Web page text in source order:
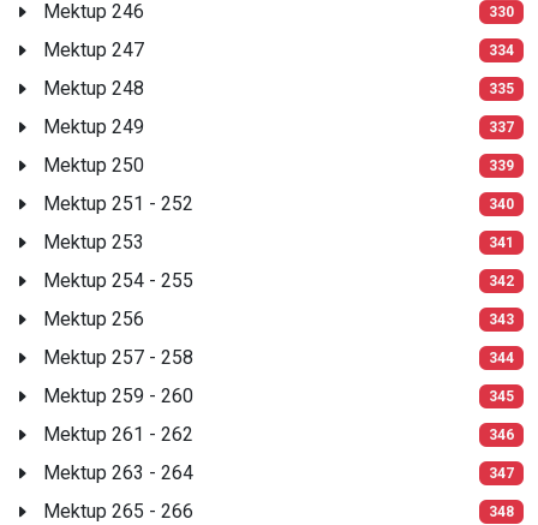
Mektup 246 330
Mektup 247 334
Mektup 248 335
Mektup 249 337
Mektup 250 339
Mektup 251 - 252 340
Mektup 253 341
Mektup 254 - 255 342
Mektup 256 343
Mektup 257 - 258 344
Mektup 259 - 260 345
Mektup 261 - 262 346
Mektup 263 - 264 347
Mektup 265 - 266 348